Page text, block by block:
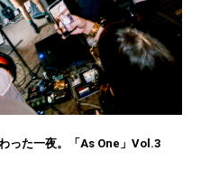
った一夜。「As One」Vol.3